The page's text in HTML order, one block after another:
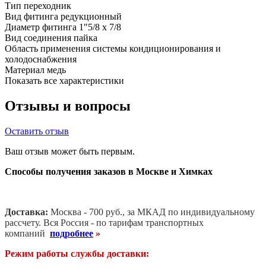
Тип переходник
Вид фитинга редукционный
Диаметр фитинга 1"5/8 х 7/8
Вид соединения пайка
Область применения системы кондиционирования и
холодоснабжения
Материал медь
Показать все характеристики
Отзывы и вопросы
Оставить отзыв
Ваш отзыв может быть первым.
Способы получения заказов в Москве и Химках
Доставка: Москва - 700 руб., за МКАД по индивидуальному
рассчету. Вся Россия - по тарифам транспортных
компаний подробнее »
Режим работы службы доставки: